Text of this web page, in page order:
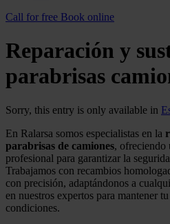
Call for free Book online
Reparación y
parabrisas
Sorry, this entry is only available in
En Ralarsa somos especialistas en la
parabrisas de camiones, ofreciendo
profesional para garantizar la
Trabajamos con recambios
con precisión, adaptándonos a
en nuestros expertos para mantener
condiciones.